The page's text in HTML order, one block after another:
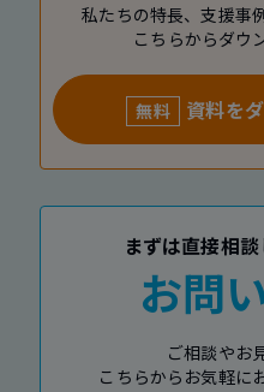
私たちの特長、支援事
こちらからダウ
無料 資料を
まずは直接相
お問
ご相談やお
こちらからお気軽に